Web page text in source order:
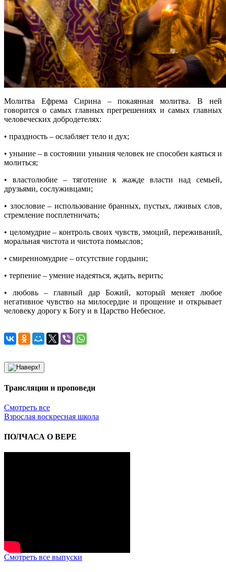
Молитва Ефрема Сирина – покаянная молитва. В ней
говорится о самых главных прегрешениях и самых главных
человеческих добродетелях:
• праздность – ослабляет тело и дух;
• уныние – в состоянии уныния человек не способен каяться и
молиться;
• властолюбие – тяготение к жажде власти над семьей,
друзьями, сослуживцами;
• злословие – использование бранных, пустых, лживых слов,
стремление посплетничать;
• целомудрие – контроль своих чувств, эмоций, переживаний,
моральная чистота и чистота помыслов;
• смиренномудрие – отсутствие гордыни;
• терпение – умение надеяться, ждать, верить;
• любовь – главный дар Божий, который меняет любое
негативное чувство на милосердие и прощение и открывает
человеку дорогу к Богу и в Царство Небесное.
Трансляции и проповеди
Смотреть все
Взрослая воскресная школа
ПОЛЧАСА О ВЕРЕ
Смотреть все выпуски